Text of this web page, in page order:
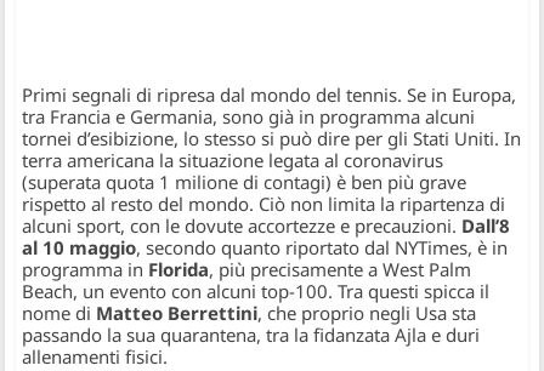
Primi segnali di ripresa dal mondo del tennis. Se in Europa,
tra Francia e Germania, sono già in programma alcuni
tornei d’esibizione, lo stesso si può dire per gli Stati Uniti. In
terra americana la situazione legata al coronavirus
(superata quota 1 milione di contagi) è ben più grave
rispetto al resto del mondo. Ciò non limita la ripartenza di
alcuni sport, con le dovute accortezze e precauzioni. Dall’8
al 10 maggio, secondo quanto riportato dal NYTimes, è in
programma in Florida, più precisamente a West Palm
Beach, un evento con alcuni top-100. Tra questi spicca il
nome di Matteo Berrettini, che proprio negli Usa sta
passando la sua quarantena, tra la fidanzata Ajla e duri
allenamenti fisici.